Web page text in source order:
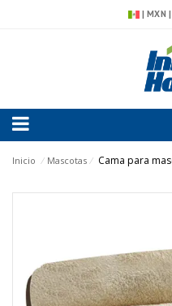
| MXN
Inicio ⁄ Mascotas ⁄ Cama para